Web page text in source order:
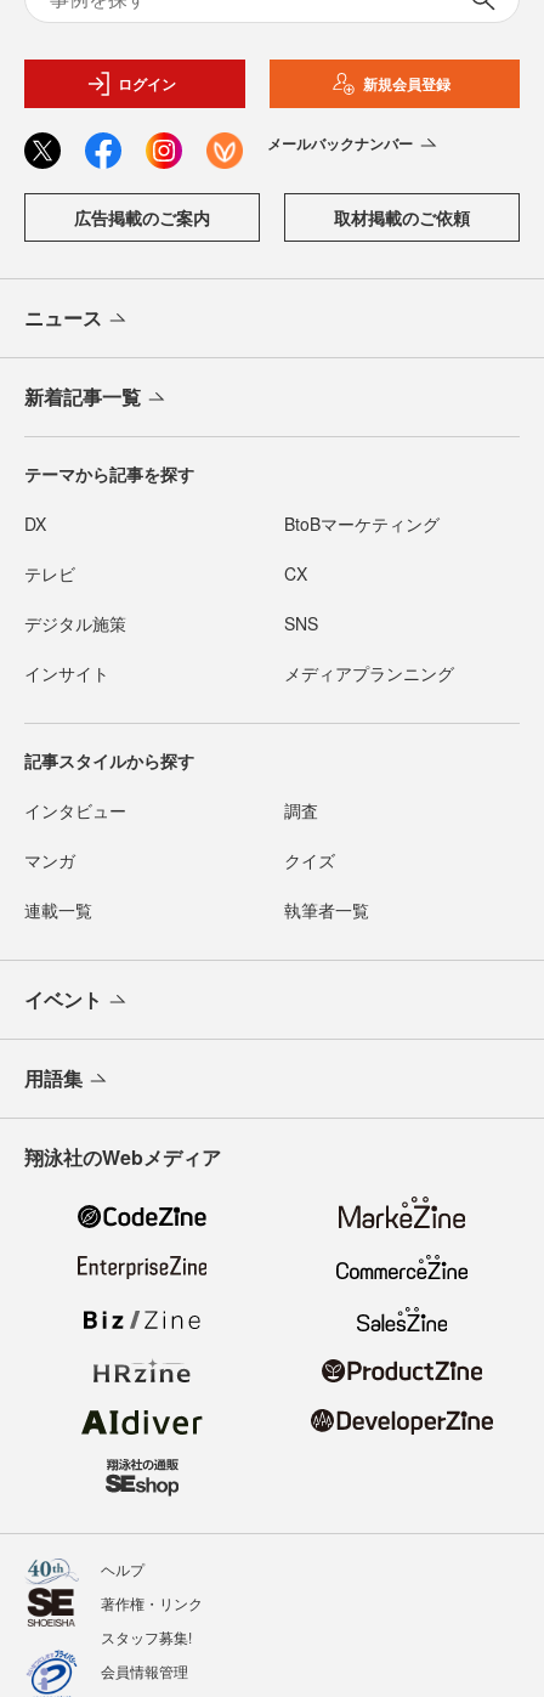
ログイン 新規会員登録
メールバックナンバー
広告掲載のご案内 取材掲載のご依頼
ニュース
新着記事一覧
テーマから記事を探す
DX BtoBマーケティング
テレビ CX
デジタル施策 SNS
インサイト メディアプランニング
記事スタイルから探す
インタビュー 調査
マンガ クイズ
連載一覧 執筆者一覧
イベント
用語集
翔泳社のWebメディア
ヘルプ
著作権・リンク
スタッフ募集!
会員情報管理